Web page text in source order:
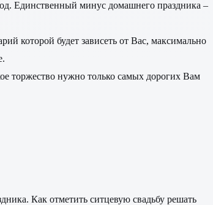
Единственный минус домашнего праздника –
которой будет зависеть от Вас, максимально
торжество нужно только самых дорогих Вам
Как отметить ситцевую свадьбу решать